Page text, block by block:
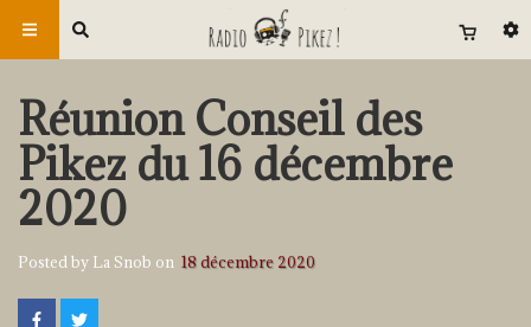
Réunion Conseil des
Pikez du 16 décembre
2020
Posted by La Snob on 18 décembre 2020